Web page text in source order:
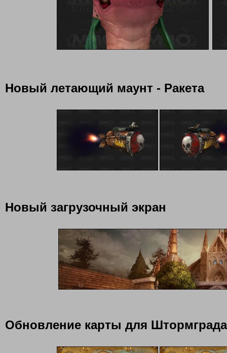
Новый летающий маунт - Ракета
Новый загрузочный экран
Обновление карты для